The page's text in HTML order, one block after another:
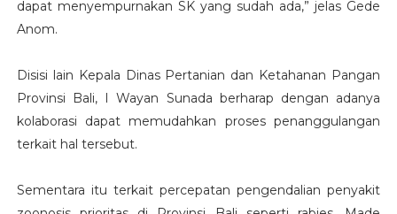
dapat menyempurnakan SK yang sudah ada,” jelas Gede
Anom.
Disisi lain Kepala Dinas Pertanian dan Ketahanan Pangan
Provinsi Bali, I Wayan Sunada berharap dengan adanya
kolaborasi dapat memudahkan proses penanggulangan
terkait hal tersebut.
Sementara itu terkait percepatan pengendalian penyakit